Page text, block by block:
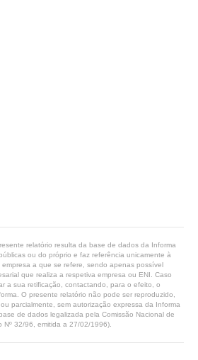
relatório resulta da base de dados da Informa
ou do próprio e faz referência unicamente à
a que se refere, sendo apenas possível
que realiza a respetiva empresa ou ENI. Caso
a sua retificação, contactando, para o efeito, o
O presente relatório não pode ser reproduzido,
parcialmente, sem autorização expressa da Informa
de dados legalizada pela Comissão Nacional de
32/96, emitida a 27/02/1996).